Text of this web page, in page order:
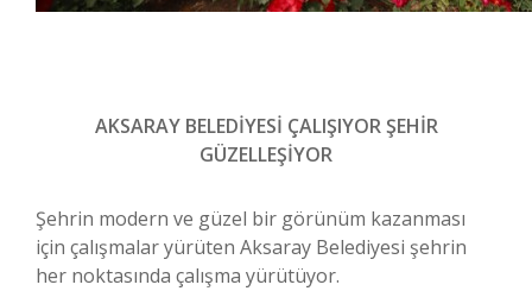
AKSARAY BELEDİYESİ ÇALIŞIYOR ŞEHİR
GÜZELLEŞİYOR
Şehrin modern ve güzel bir görünüm kazanması
için çalışmalar yürüten Aksaray Belediyesi şehrin
her noktasında çalışma yürütüyor.